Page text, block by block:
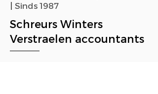
| Sinds 1987
Schreurs Winters
Verstraelen accountants